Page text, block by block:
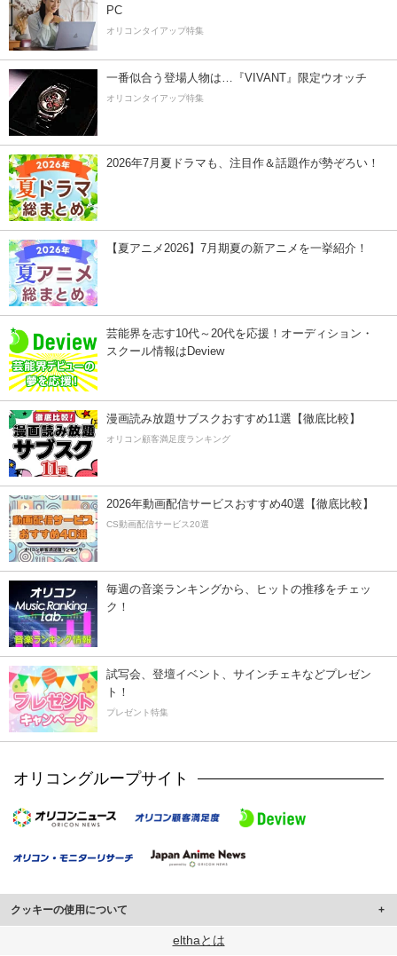
PC
オリコンタイアップ特集
一番似合う登場人物は…『VIVANT』限定ウオッチ
オリコンタイアップ特集
2026年7月夏ドラマも、注目作＆話題作が勢ぞろい！
【夏アニメ2026】7月期夏の新アニメを一挙紹介！
芸能界を志す10代～20代を応援！オーディション・
スクール情報はDeview
漫画読み放題サブスクおすすめ11選【徹底比較】
オリコン顧客満足度ランキング
2026年動画配信サービスおすすめ40選【徹底比較】
CS動画配信サービス20選
毎週の音楽ランキングから、ヒットの推移をチェッ
ク！
試写会、登壇イベント、サインチェキなどプレゼン
ト！
プレゼント特集
オリコングループサイト
クッキーの使用について
このサイトでは Cookie を使用して、ユーザーに合わせたコンテンツや広告の
elthaとは